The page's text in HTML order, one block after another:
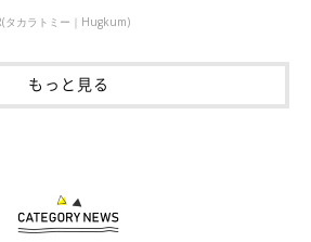
タカラトミー｜Hugkum)
もっと見る